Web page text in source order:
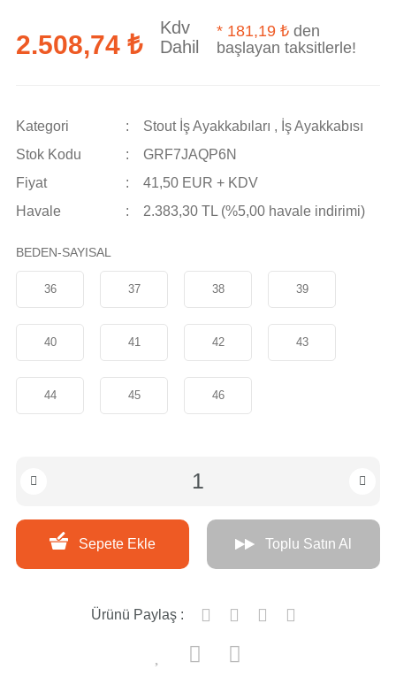
2.508,74 ₺
Kdv
Dahil
* 181,19 ₺ den
başlayan taksitlerle!
Kategori Stout İş Ayakkabıları , İş Ayakkabısı
Stok Kodu
GRF7JAQP6N
Fiyat
41,50 EUR + KDV
Havale
2.383,30 TL (%5,00 havale indirimi)
BEDEN-SAYISAL
36 37 38 39
40 41 42 43
44 45 46
Sepete Ekle Toplu Satın Al
Ürünü Paylaş :